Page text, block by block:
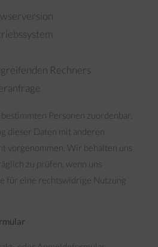
Rechners
Personen zuordenbar.
dieser Daten mit anderen
vorgenommen. Wir behalten uns
zu prüfen, wenn uns
für eine rechtswidrige Nutzung